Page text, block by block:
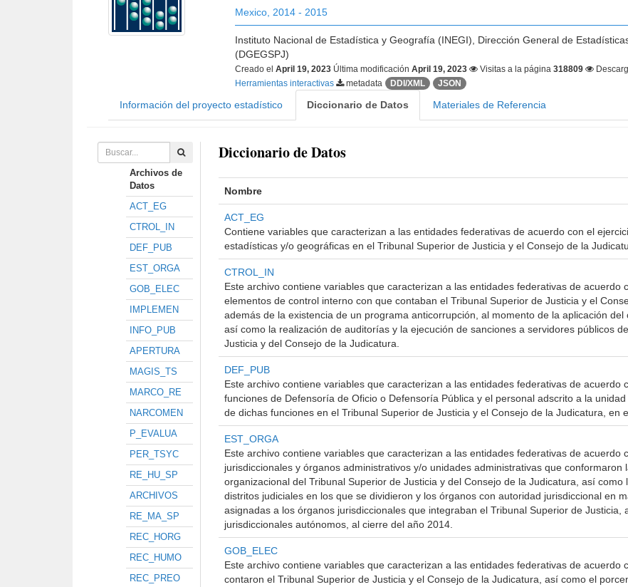
Mexico 2014 - 2015
Instituto Nacional de Estadística y Geografía (INEGI), Dirección General de
(DGEGSPJ)
Creado elApril 19, 2023 Última modificaciónApril 19, 2023 Visitas a la página318809
Herramientas interactivas
metadata DDI/XML JSON
Información del proyecto estadístico Diccionario de Datos Materiales de Referencia
Archivos de
Datos
ACT_EG
CTROL_IN
DEF_PUB
EST_ORGA
GOB_ELEC
IMPLEMEN
INFO_PUB
APERTURA
MAGIS_TS
MARCO_RE
NARCOMEN
P_EVALUA
PER_TSYC
RE_HU_SP
ARCHIVOS
RE_MA_SP
REC_HORG
REC_HUMO
REC_PREO
Diccionario de Datos
Nombre
ACT_EG
Contiene variables que caracterizan a las entidades federativas de acuerdo con el
estadísticas y/o geográficas en el Tribunal Superior de Justicia y el Consejo de la
CTROL_IN
Este archivo contiene variables que caracterizan a las entidades federativas de acuerdo
elementos de control interno con que contaban el Tribunal Superior de Justicia y el
además de la existencia de un programa anticorrupción, al momento de la aplicación del
así como la realización de auditorías y la ejecución de sanciones a servidores públicos
Justicia y del Consejo de la Judicatura.
DEF_PUB
Este archivo contiene variables que caracterizan a las entidades federativas de acuerdo
funciones de Defensoría de Oficio o Defensoría Pública y el personal adscrito a la
de dichas funciones en el Tribunal Superior de Justicia y el Consejo de la Judicatura, en
EST_ORGA
Este archivo contiene variables que caracterizan a las entidades federativas de acuerdo
jurisdiccionales y órganos administrativos y/o unidades administrativas que conformaron
organizacional del Tribunal Superior de Justicia y del Consejo de la Judicatura, así como
distritos judiciales en los que se dividieron y los órganos con autoridad jurisdiccional en
asignadas a los órganos jurisdiccionales que integraban el Tribunal Superior de Justicia,
jurisdiccionales autónomos, al cierre del año 2014.
GOB_ELEC
Este archivo contiene variables que caracterizan a las entidades federativas de acuerdo
contaron el Tribunal Superior de Justicia y el Consejo de la Judicatura, así como el